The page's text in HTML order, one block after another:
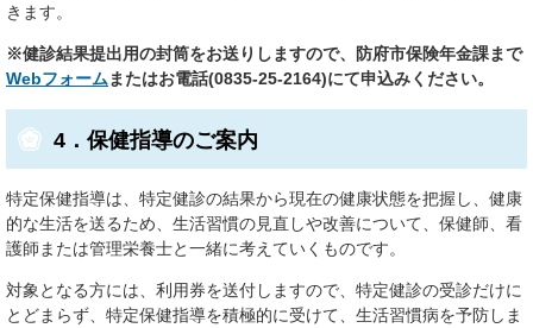
きます。
※健診結果提出用の封筒をお送りしますので、防府市保険年金課まで
Webフォーム または​お電話(0835-25-2164)にて申込みください。
4．保健指導のご案内
特定保健指導は、特定健診の結果から現在の健康状態を把握し、健康
的な生活を送るため、生活習慣の見直しや改善について、保健師、看
護師または管理栄養士と一緒に考えていくものです。
対象となる方には、利用券を送付しますので、特定健診の受診だけに
とどまらず、特定保健指導を積極的に受けて、生活習慣病を予防しま